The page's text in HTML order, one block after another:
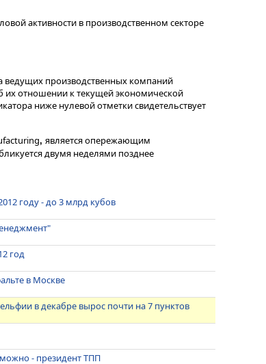
активности в производственном секторе
ведущих производственных компаний
отношении к текущей экономической
ниже нулевой отметки свидетельствует
, является опережающим
двумя неделями позднее
году - до 3 млрд кубов
год
в Москве
в декабре вырос почти на 7 пунктов
- президент ТПП